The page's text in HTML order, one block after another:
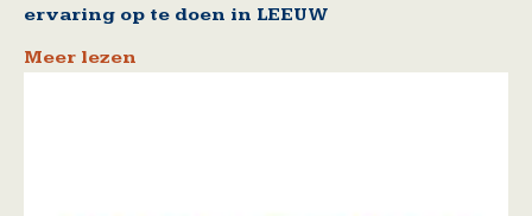
ervaring op te doen in LEEUW
Meer lezen